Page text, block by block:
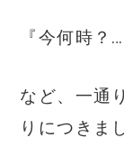
『今何時？
など、一通
りにつきま